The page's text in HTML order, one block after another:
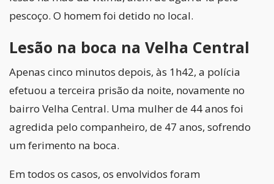
pescoço. O homem foi detido no local.
Lesão na boca na Velha Central
Apenas cinco minutos depois, às 1h42, a polícia
efetuou a terceira prisão da noite, novamente no
bairro Velha Central. Uma mulher de 44 anos foi
agredida pelo companheiro, de 47 anos, sofrendo
um ferimento na boca.
Em todos os casos, os envolvidos foram